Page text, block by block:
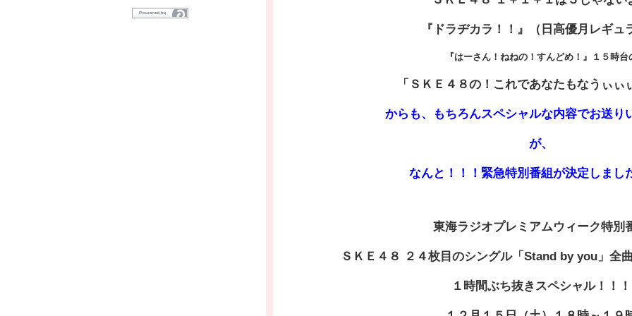
『ドラヂカラ！！』（日高優月レギュ
『はーさん！ねねの！すんどめ！』１５時台
「ＳＫＥ４８の！これであなたもなうぃぃ
からも、もちろんスペシャルな内容でお送り
が、
なんと！！！緊急特別番組が決定しまし
東海ラジオプレミアムウィーク特別
ＳＫＥ４８ ２４枚目のシングル「Stand by you」全
１時間ぶち抜きスペシャル！！！